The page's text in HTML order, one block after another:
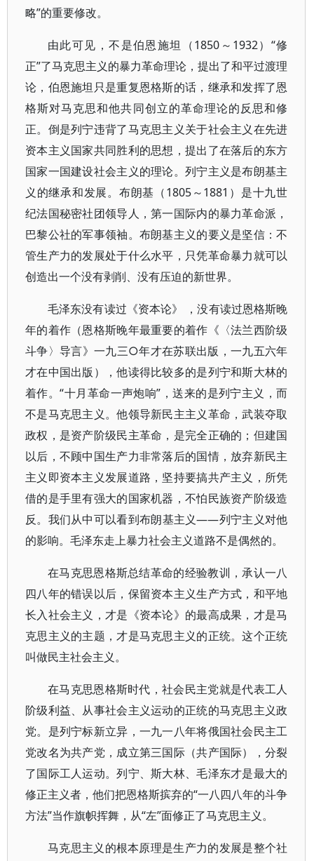
略”的重要修改。
由此可见，不是伯恩施坦（1850～1932）“修
正”了马克思主义的暴力革命理论，提出了和平过渡理
论，伯恩施坦只是重复恩格斯的话，继承和发挥了恩
格斯对马克思和他共同创立的革命理论的反思和修
正。倒是列宁违背了马克思主义关于社会主义在先进
资本主义国家共同胜利的思想，提出了在落后的东方
国家一国建设社会主义的理论。列宁主义是布朗基主
义的继承和发展。布朗基（1805～1881）是十九世
纪法国秘密社团领导人，第一国际内的暴力革命派，
巴黎公社的军事领袖。布朗基主义的要义是坚信：不
管生产力的发展处于什么水平，只凭革命暴力就可以
创造出一个没有剥削、没有压迫的新世界。
毛泽东没有读过《资本论》 ，没有读过恩格斯晚
年的着作（恩格斯晚年最重要的着作《〈法兰西阶级
斗争〉导言》一九三○年才在苏联出版，一九五六年
才在中国出版），他读得比较多的是列宁和斯大林的
着作。“十月革命一声炮响”，送来的是列宁主义，而
不是马克思主义。他领导新民主主义革命，武装夺取
政权，是资产阶级民主革命，是完全正确的；但建国
以后，不顾中国生产力非常落后的国情，放弃新民主
主义即资本主义发展道路，坚持要搞共产主义，所凭
借的是手里有强大的国家机器，不怕民族资产阶级造
反。我们从中可以看到布朗基主义——列宁主义对他
的影响。毛泽东走上暴力社会主义道路不是偶然的。
在马克思恩格斯总结革命的经验教训，承认一八
四八年的错误以后，保留资本主义生产方式，和平地
长入社会主义，才是《资本论》的最高成果，才是马
克思主义的主题，才是马克思主义的正统。这个正统
叫做民主社会主义。
在马克思恩格斯时代，社会民主党就是代表工人
阶级利益、从事社会主义运动的正统的马克思主义政
党。是列宁标新立异，一九一八年将俄国社会民主工
党改名为共产党，成立第三国际（共产国际），分裂
了国际工人运动。列宁、斯大林、毛泽东才是最大的
修正主义者，他们把恩格斯摈弃的“一八四八年的斗争
方法”当作旗帜挥舞，从“左”面修正了马克思主义。
马克思主义的根本原理是生产力的发展是整个社